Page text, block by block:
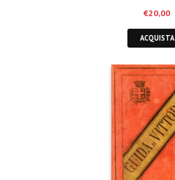
€20,00
ACQUISTA